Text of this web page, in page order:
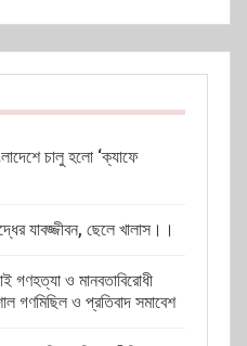
চালু হলো ‘ক্যাফে
যাবজ্জীবন, ছেলে খালাস।।
গণহত্যা ও মানবতাবিরোধী
গণমিছিল ও প্রতিবাদ সমাবেশ